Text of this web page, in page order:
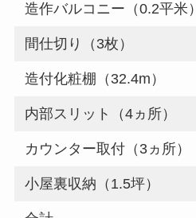
造作バルコニー（0.2平米）
間仕切り（3枚）
造付化粧棚（32.4m）
内部スリット（4ヵ所）
カウンター取付（3ヵ所）
小屋裏収納（1.5坪）